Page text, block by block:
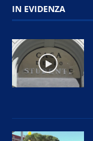
IN EVIDENZA